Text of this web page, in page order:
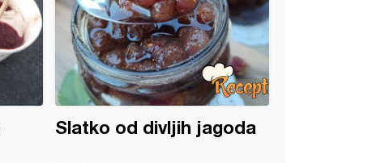
Slatko od divljih jagoda